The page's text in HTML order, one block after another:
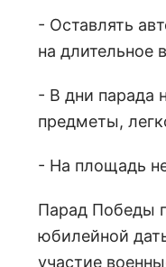
- Оставлять
на длительное
- В дни парада
предметы,
- На площадь
Парад Победы
юбилейной
участие